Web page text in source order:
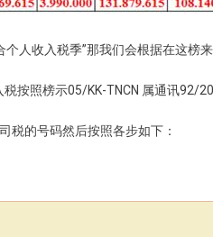
个人收入税季”那我们会根据在这榜
按照榜示05/KK-TNCN 属通讯92/
税的号码然后按照各步如下：